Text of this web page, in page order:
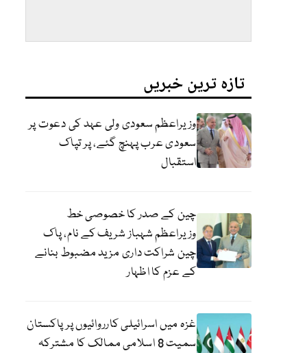
تازہ ترین خبریں
وزیراعظم سعودی ولی عہد کی دعوت پر
سعودی عرب پہنچ گئے، پر تپاک
استقبال
چین کے صدر کا خصوصی خط
وزیراعظم شہباز شریف کے نام، پاک
چین شراکت داری مزید مضبوط بنانے
کے عزم کا اظہار
غزہ میں اسرائیلی کارروائیوں پر پاکستان
سمیت 8 اسلامی ممالک کا مشترکہ